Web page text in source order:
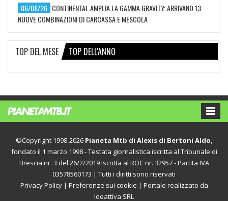
06/08/26 CONTINENTAL AMPLIA LA GAMMA GRAVITY: ARRIVANO 13
NUOVE COMBINAZIONI DI CARCASSA E MESCOLA
TOP DEL MESE TOP DELL'ANNO
©Copyright 1998-2026 Pianeta Mtb di Alexis di Bertoni Aldo
fondato il 1 marzo 1998 - Testata giornalistica iscritta al Tribunale di
Brescia nr. 3 del 26/2/2019 Iscritta al ROC nr. 32957 - Partita IVA
03578560173 | Tutti i diritti sono riservati
Privacy Policy| Preferenze sui cookie | Portale realizzato da
Ideattiva SRL